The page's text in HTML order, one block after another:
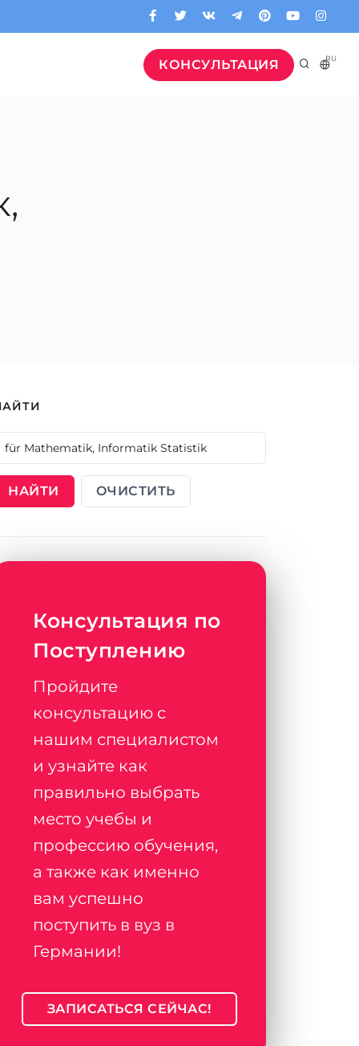
КОНСУЛЬТАЦИЯ RU
НАЙТИ ОЧИСТИТЬ
Консультация по
Поступлению
Пройдите
консультацию с
нашим специалистом
и узнайте как
правильно выбрать
место учебы и
профессию обучения,
а также как именно
вам успешно
поступить в вуз в
Германии!
ЗАПИСАТЬСЯ СЕЙЧАС!